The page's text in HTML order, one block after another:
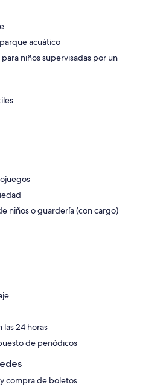
acuático
niños supervisadas por un
niños o guardería (con cargo)
24 horas
de periódicos
compra de boletos